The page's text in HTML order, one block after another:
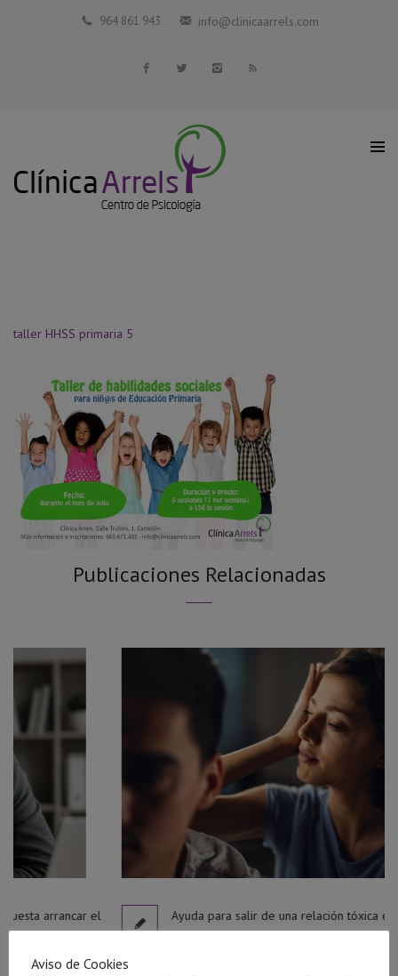
Blog
964 861 943 info@clinicaarrels.com
taller HHSS primaria 5
Publicaciones Relacionadas
el Ayuda para salir de una relación tóxica en Castellón
Aviso de Cookies